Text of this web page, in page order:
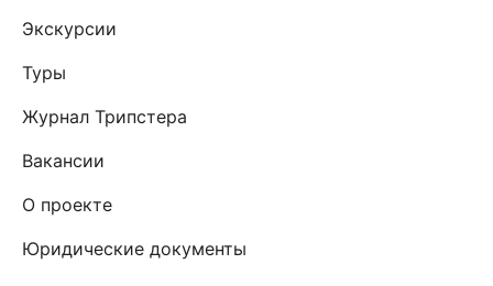
Экскурсии
Туры
Журнал Трипстера
Вакансии
О проекте
Юридические документы